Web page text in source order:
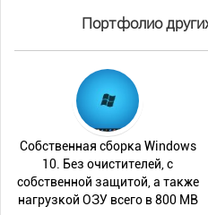
Портфолио
Собственная сборка Windows
10. Без очистителей, с
собственной защитой, а также
нагрузкой ОЗУ всего в 800 MB